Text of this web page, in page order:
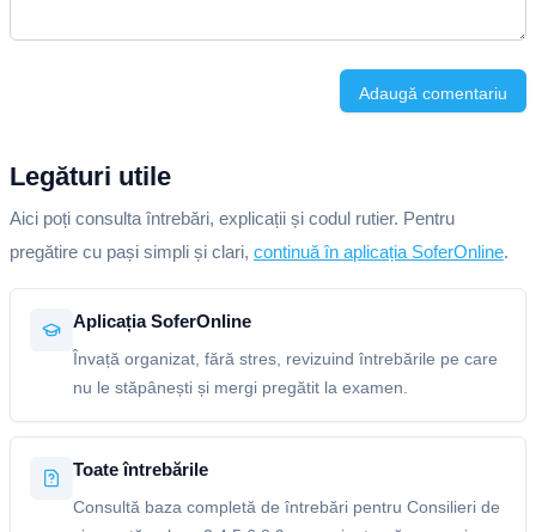
Adaugă comentariu
Legături utile
Aici poți consulta întrebări, explicații și codul rutier. Pentru
pregătire cu pași simpli și clari, continuă în aplicația SoferOnline.
Aplicația SoferOnline
Învață organizat, fără stres, revizuind întrebările pe care
nu le stăpânești și mergi pregătit la examen.
Toate întrebările
Consultă baza completă de întrebări pentru Consilieri de